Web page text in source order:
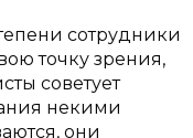
сотрудники
точку зрения,
советует
некими
они